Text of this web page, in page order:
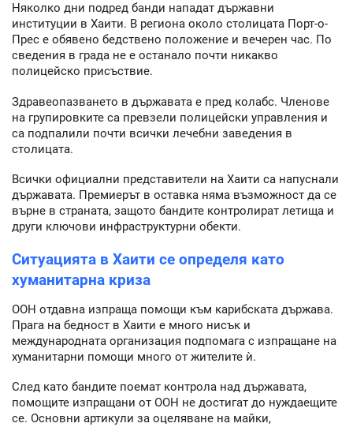
Няколко дни подред банди нападат държавни
институции в Хаити. В региона около столицата Порт-о-
Прес е обявено бедствено положение и вечерен час. По
сведения в града не е останало почти никакво
полицейско присъствие.
Здравеопазването в държавата е пред колабс. Членове
на групировките са превзели полицейски управления и
са подпалили почти всички лечебни заведения в
столицата.
Всички официални представители на Хаити са напуснали
държавата. Премиерът в оставка няма възможност да се
върне в страната, защото бандите контролират летища и
други ключови инфраструктурни обекти.
Ситуацията в Хаити се определя като
хуманитарна криза
ООН отдавна изпраща помощи към карибската държава.
Прага на бедност в Хаити е много нисък и
международната организация подпомага с изпращане на
хуманитарни помощи много от жителите ѝ.
След като бандите поемат контрола над държавата,
помощите изпращани от ООН не достигат до нуждаещите
се. Основни артикули за оцеляване на майки,